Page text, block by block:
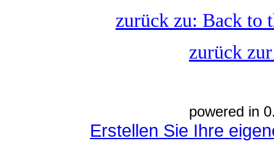
zurück zu: Back to
zurück
powered in
Erstellen Sie Ihre